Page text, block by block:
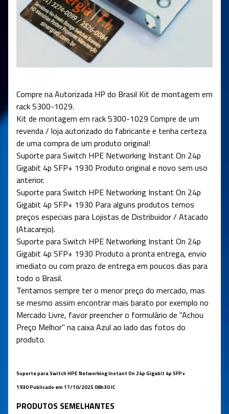
Compre na Autorizada HP do Brasil Kit de montagem em
rack 5300-1029.
Kit de montagem em rack 5300-1029 Compre de um
revenda / loja autorizado do fabricante e tenha certeza
de uma compra de um produto original!
Suporte paraSwitch HPE Networking Instant On 24p
Gigabit 4p SFP+ 1930 Produto original e novo sem uso
anterior.
Suporte paraSwitch HPE Networking Instant On 24p
Gigabit 4p SFP+ 1930 Para alguns produtos temos
preços especiais para Lojistas de Distribuidor / Atacado
(Atacarejo).
Suporte paraSwitch HPE Networking Instant On 24p
Gigabit 4p SFP+ 1930 Produto a pronta entrega, envio
imediato ou com prazo de entrega em poucos dias para
todo o Brasil.
Tentamos sempre ter o menor preço do mercado, mas
se mesmo assim encontrar mais barato por exemplo no
Mercado Livre, favor preencher o formulário de "Achou
Preço Melhor" na caixa Azul ao lado das fotos do
produto.
Suporte paraSwitch HPE NetworkingInstant On 24p Gigabit 4p SFP+
1930Publicado em 17/10/2025 08h30 IC
PRODUTOS SEMELHANTES